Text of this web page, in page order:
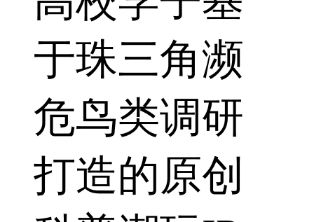
于珠三角濒
危鸟类调研
打造的原创